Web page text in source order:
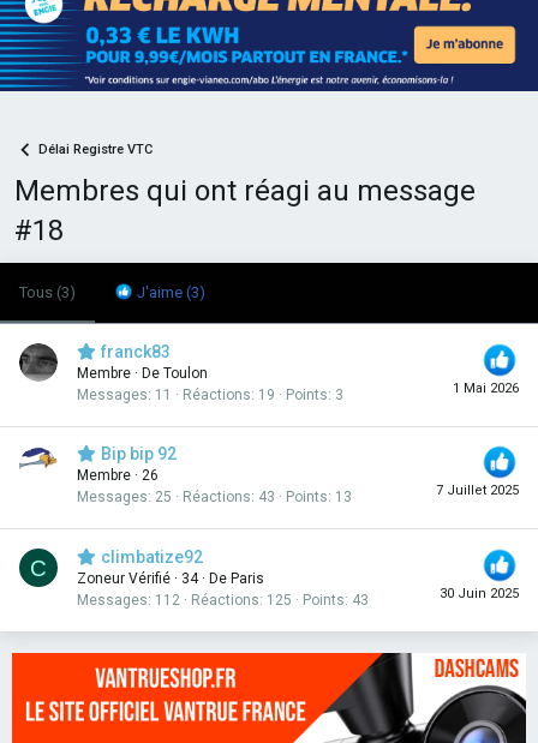
Délai Registre VTC
Membres qui ont réagi au message
#18
Tous (3) J'aime (3)
1 Mai 2026
franck83
Membre · De Toulon
Messages 11 Réactions 19 Points 3
7 Juillet 2025
Bip bip 92
Membre · 26
Messages 25 Réactions 43 Points 13
C
30 Juin 2025
climbatize92
Zoneur Vérifié · 34 · De Paris
Messages 112 Réactions 125 Points 43